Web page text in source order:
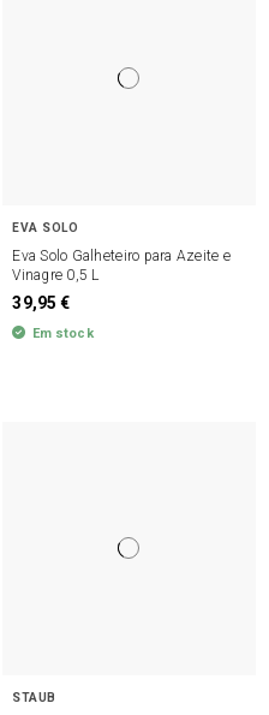
EVA SOLO
Eva Solo Galheteiro para Azeite e
Vinagre 0,5 L
39,95 €
Em stock
STAUB